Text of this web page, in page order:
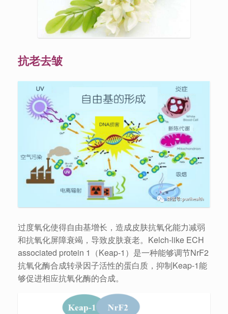
抗老去皱
过度氧化使得自由基增长，造成皮肤抗氧化能力减弱
和抗氧化屏障衰竭，导致皮肤衰老。Kelch-like ECH
associated protein 1（Keap-1）是一种能够调节NrF2
抗氧化酶合成转录因子活性的蛋白质，抑制Keap-1能
够促进相应抗氧化酶的合成。